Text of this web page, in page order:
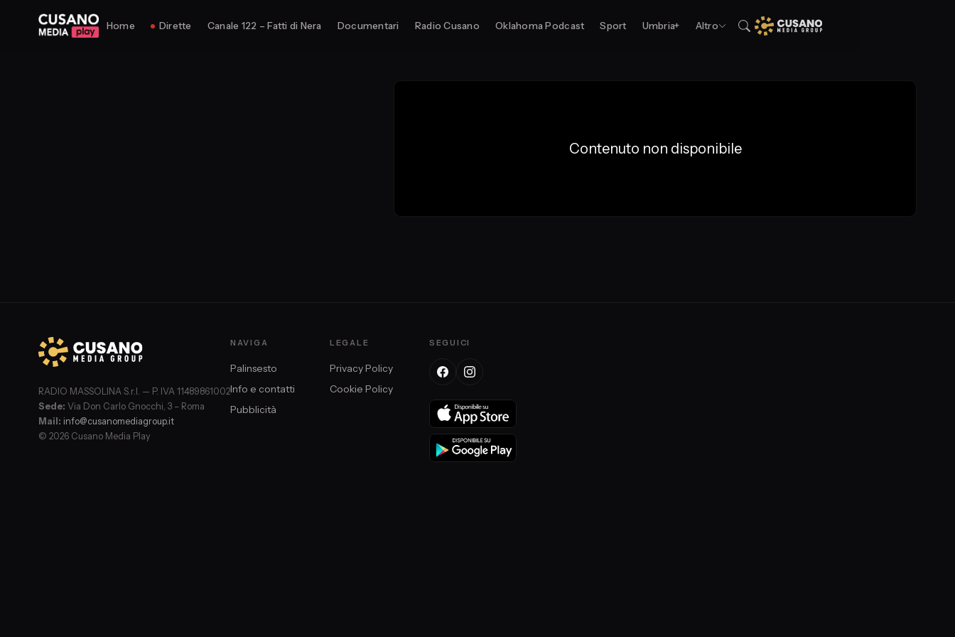
Home Dirette Canale 122 – Fatti di Nera Documentari Radio Cusano Oklahoma Podcast Sport Umbria+ Altro
Contenuto non disponibile
RADIO MASSOLINA S.r.l. — P. IVA 11489861002
Sede: Via Don Carlo Gnocchi, 3 – Roma
Mail: info@cusanomediagroup.it
© 2026 Cusano Media Play
NAVIGA
Palinsesto
Info e contatti
Pubblicità
LEGALE
Privacy Policy
Cookie Policy
SEGUICI